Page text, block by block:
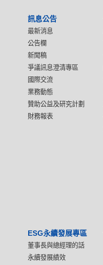
訊息公告
最新消息
公告欄
新聞稿
爭議訊息澄清專區
國際交流
業務動態
贊助公益及研究計劃
財務報表
ESG永續發展專區
董事長與總經理的話
永續發展績效